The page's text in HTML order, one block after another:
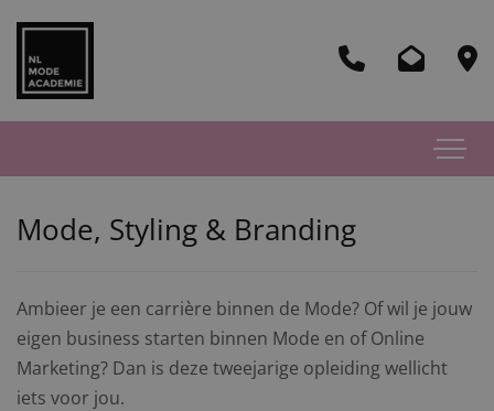
Mode, Styling & Branding
Ambieer je een carrière binnen de Mode? Of wil je jouw
eigen business starten binnen Mode en of Online
Marketing? Dan is deze tweejarige opleiding wellicht
iets voor jou.